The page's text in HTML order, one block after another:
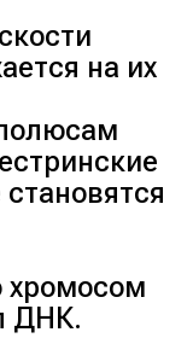
на их
хромосом
ДНК.